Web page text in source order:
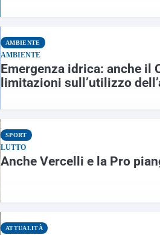
AMBIENTE
AMBIENTE
Emergenza idrica: anche il
limitazioni sull’utilizzo
SPORT
LUTTO
Anche Vercelli e la Pro
ATTUALITÀ